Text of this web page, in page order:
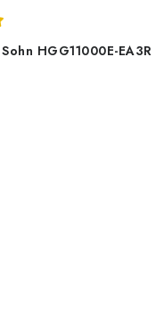
HGG11000E-EA3R